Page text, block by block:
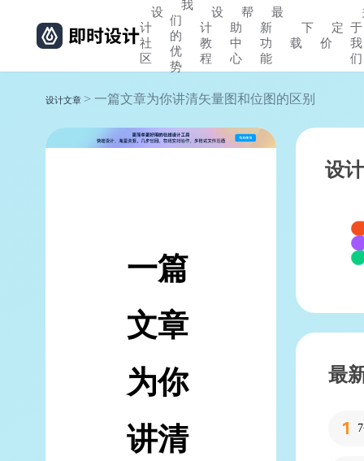
设
计
社
区
我
们
的
优
势
设
计
教
程
帮
助
中
心
最
新
功
能
下
载
定
价
于
我
们
设计文章 > 一篇文章为你讲清矢量图和位图的区别
一篇
文章
为你
讲清
设
最